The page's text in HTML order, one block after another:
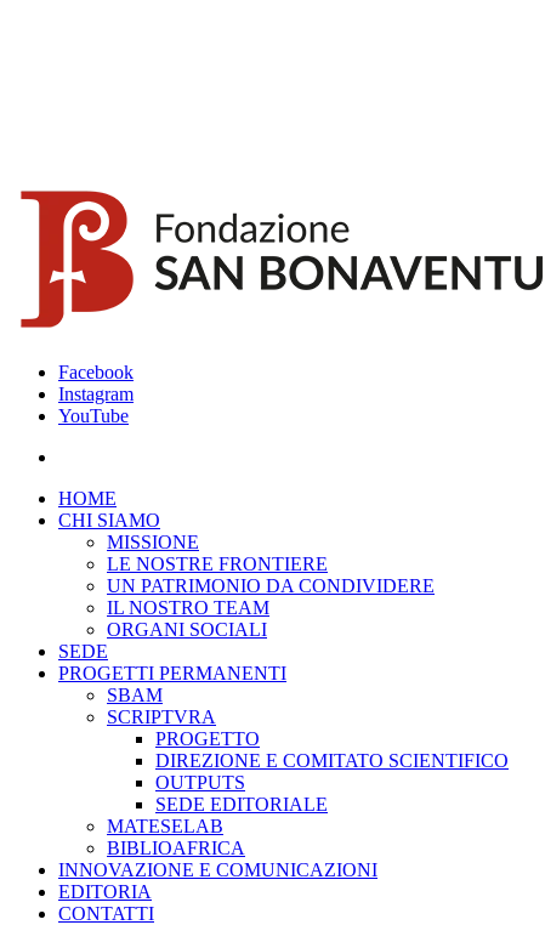
Facebook
Instagram
YouTube
HOME
CHI SIAMO
MISSIONE
LE NOSTRE FRONTIERE
UN PATRIMONIO DA CONDIVIDERE
IL NOSTRO TEAM
ORGANI SOCIALI
SEDE
PROGETTI PERMANENTI
SBAM
SCRIPTVRA
PROGETTO
DIREZIONE E COMITATO SCIENTIFICO
OUTPUTS
SEDE EDITORIALE
MATESELAB
BIBLIOAFRICA
INNOVAZIONE E COMUNICAZIONI
EDITORIA
CONTATTI